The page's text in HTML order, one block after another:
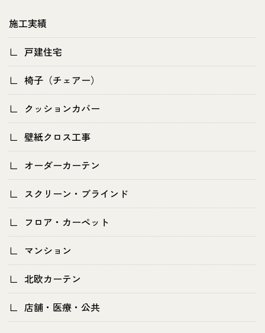
施工実績
戸建住宅
椅子（チェアー）
クッションカバー
壁紙クロス工事
オーダーカーテン
スクリーン・ブラインド
フロア・カーペット
マンション
北欧カーテン
店舗・医療・公共